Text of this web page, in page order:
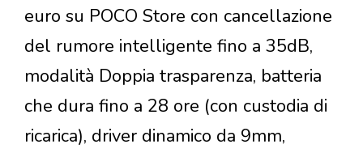
euro su POCO Store con cancellazione
del rumore intelligente fino a 35dB,
modalità Doppia trasparenza, batteria
che dura fino a 28 ore (con custodia di
ricarica), driver dinamico da 9mm,